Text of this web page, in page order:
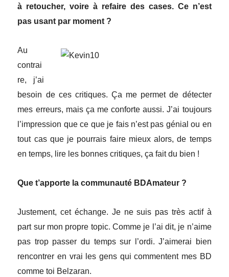
à retoucher, voire à refaire des cases. Ce n’est
pas usant par moment ?
Au
contrai
re, j’ai
besoin de ces critiques. Ça me permet de détecter
mes erreurs, mais ça me conforte aussi. J’ai toujours
l’impression que ce que je fais n’est pas génial ou en
tout cas que je pourrais faire mieux alors, de temps
en temps, lire les bonnes critiques, ça fait du bien !
Que t’apporte la communauté BDAmateur ?
Justement, cet échange. Je ne suis pas très actif à
part sur mon propre topic. Comme je l’ai dit, je n’aime
pas trop passer du temps sur l’ordi. J’aimerai bien
rencontrer en vrai les gens qui commentent mes BD
comme toi Belzaran.